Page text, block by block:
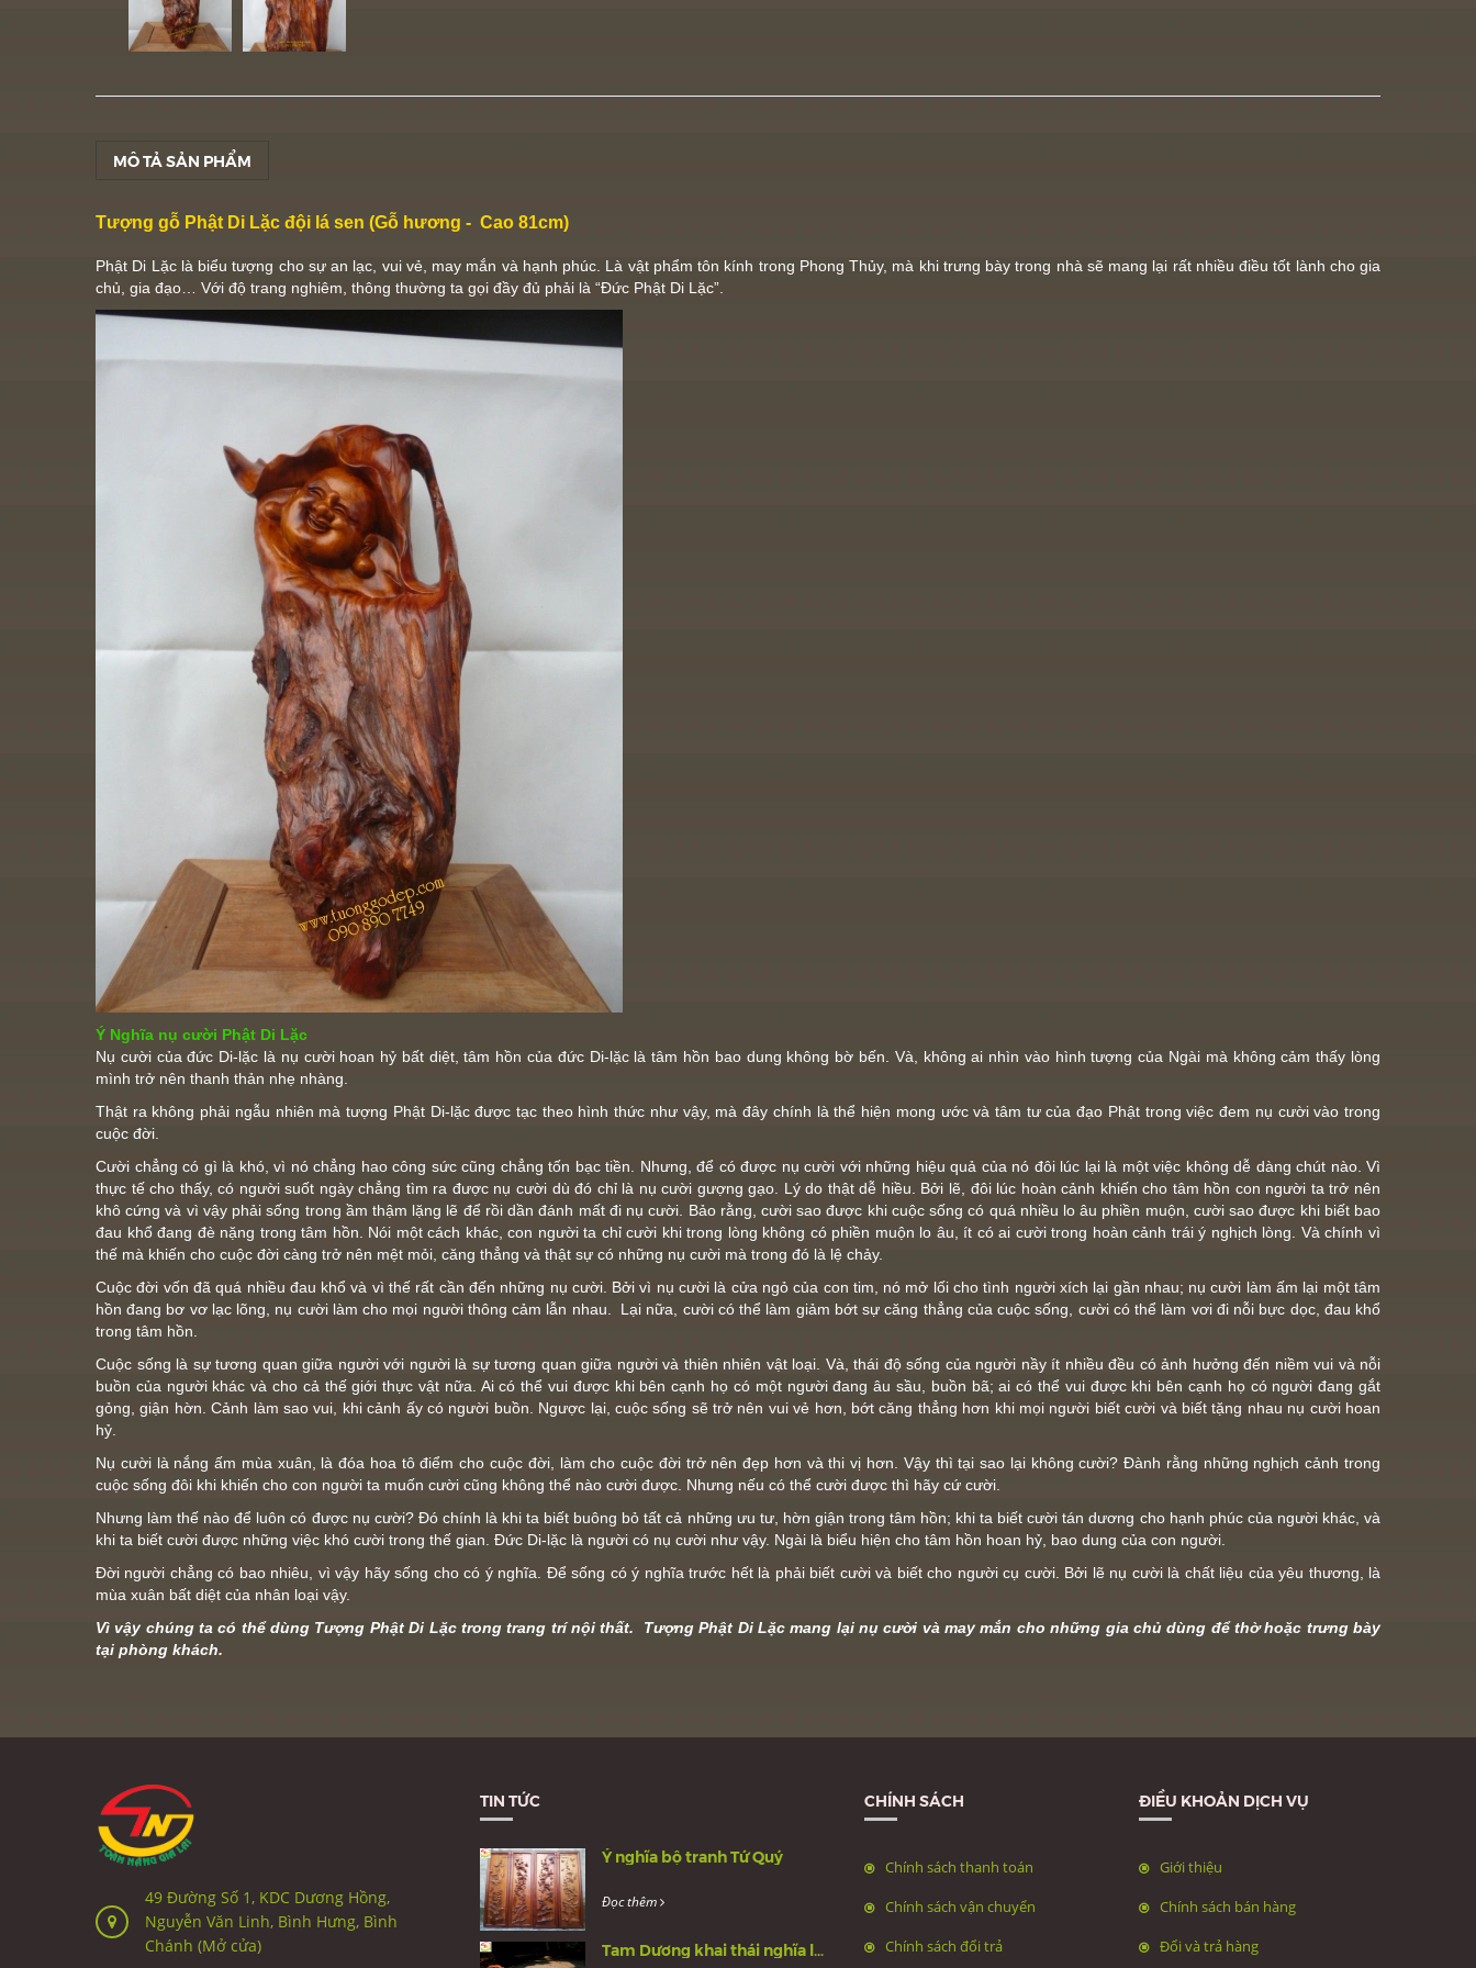
MÔ TẢ SẢN PHẨM
Tượng gỗ Phật Di Lặc đội lá sen (Gỗ hương - Cao 81cm)
Phật Di Lặc là biểu tượng cho sự an lạc, vui vẻ, may mắn và hạnh phúc. Là vật phẩm tôn kính trong Phong Thủy, mà khi trưng bày trong nhà sẽ mang lại rất nhiều điều tốt lành cho gia
chủ, gia đạo… Với độ trang nghiêm, thông thường ta gọi đầy đủ phải là “Đức Phật Di Lặc”.
Ý Nghĩa nụ cười Phật Di Lặc
Nụ cười của đức Di-lặc là nụ cười hoan hỷ bất diệt, tâm hồn của đức Di-lặc là tâm hồn bao dung không bờ bến. Và, không ai nhìn vào hình tượng của Ngài mà không cảm thấy lòng
mình trở nên thanh thản nhẹ nhàng.
Thật ra không phải ngẫu nhiên mà tượng Phật Di-lặcđược tạc theo hình thức như vậy, mà đây chính là thể hiện mong ước và tâm tư của đạo Phật trong việc đem nụ cười vào trong
cuộc đời.
Cười chẳng có gì là khó, vì nó chẳng hao công sức cũng chẳng tốn bạc tiền. Nhưng, để có được nụ cười với những hiệu quả của nó đôi lúc lại là một việc không dễ dàng chút nào. Vì
thực tế cho thấy, có người suốt ngày chẳng tìm ra được nụ cười dù đó chỉ là nụ cười gượng gạo. Lý do thật dễ hiều. Bởi lẽ, đôi lúc hoàn cảnh khiến cho tâm hồn con người ta trở nên
khô cứng và vì vậy phải sống trong ầm thậm lặng lẽ để rồi dần đánh mất đi nụ cười. Bảo rằng, cười sao được khi cuộc sống có quá nhiều lo âu phiền muộn, cười sao được khi biết bao
đau khổ đang đè nặng trong tâm hồn. Nói một cách khác, con người ta chỉ cười khi trong lòng không có phiền muộn lo âu, ít có ai cười trong hoàn cảnh trái ý nghịch lòng. Và chính vì
thế mà khiến cho cuộc đời càng trở nên mệt mỏi, căng thẳng và thật sự có những nụ cười mà trong đó là lệ chảy.
Cuộc đời vốn đã quá nhiều đau khổ và vì thế rất cần đến những nụ cười. Bởi vì nụ cười là cửa ngỏ của con tim, nó mở lối cho tình người xích lại gần nhau; nụ cười làm ấm lại một tâm
hồn đang bơ vơ lạc lõng, nụ cười làm cho mọi người thông cảm lẫn nhau. Lại nữa, cười có thể làm giảm bớt sự căng thẳng của cuộc sống, cười có thể làm vơi đi nỗi bực dọc, đau khổ
trong tâm hồn.
Cuộc sống là sự tương quan giữa người với người là sự tương quan giữa người và thiên nhiên vật loại. Và, thái độ sống của người nầy ít nhiều đều có ảnh hưởng đến niềm vui và nỗi
buồn của người khác và cho cả thế giới thực vật nữa. Ai có thể vui được khi bên cạnh họ có một người đang âu sầu, buồn bã; ai có thể vui được khi bên cạnh họ có người đang gắt
gỏng, giận hờn. Cảnh làm sao vui, khi cảnh ấy có người buồn. Ngược lại, cuộc sống sẽ trở nên vui vẻ hơn, bớt căng thẳng hơn khi mọi người biết cười và biết tặng nhau nụ cười hoan
hỷ.
Nụ cười là nắng ấm mùa xuân, là đóa hoa tô điểm cho cuộc đời, làm cho cuộc đời trở nên đẹp hơn và thi vị hơn. Vậy thì tại sao lại không cười? Đành rằng những nghịch cảnh trong
cuộc sống đôi khi khiến cho con người ta muốn cười cũng không thể nào cười được. Nhưng nếu có thể cười được thì hãy cứ cười.
Nhưng làm thế nào để luôn có được nụ cười? Đó chính là khi ta biết buông bỏ tất cả những ưu tư, hờn giận trong tâm hồn; khi ta biết cười tán dương cho hạnh phúc của người khác, và
khi ta biết cười được những việc khó cười trong thế gian. Đức Di-lặc là người có nụ cười như vậy. Ngài là biểu hiện cho tâm hồn hoan hỷ, bao dung của con người.
Đời người chẳng có bao nhiêu, vì vậy hãy sống cho có ý nghĩa. Để sống có ý nghĩa trước hết là phải biết cười và biết cho người cụ cười. Bởi lẽ nụ cười là chất liệu của yêu thương, là
mùa xuân bất diệt của nhân loại vậy.
Vì vậy chúng ta có thể dùng Tượng Phật Di Lặc trong trang trí nội thất. Tượng Phật Di Lặc mang lại nụ cười và may mắn cho những gia chủ dùng để thờ hoặc trưng bày
tại phòng khách.
49 Đường Số 1, KDC Dương Hồng,
Nguyễn Văn Linh, Bình Hưng, Bình
Chánh (Mở cửa)
TIN TỨC
Ý nghĩa bộ tranh Tứ Quý
Đọc thêm
Tam Dương khai thái nghĩa là gì
CHÍNH SÁCH
Chính sách thanh toán
Chính sách vận chuyển
Chính sách đổi trả
ĐIỀU KHOẢN DỊCH VỤ
Giới thiệu
Chính sách bán hàng
Đổi và trả hàng